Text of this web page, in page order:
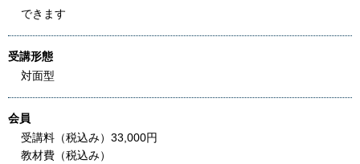
できます
受講形態
対面型
会員
受講料（税込み）33,000円
教材費（税込み）